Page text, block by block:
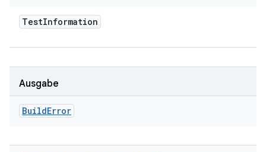
TestInformation
Ausgabe
BuildError